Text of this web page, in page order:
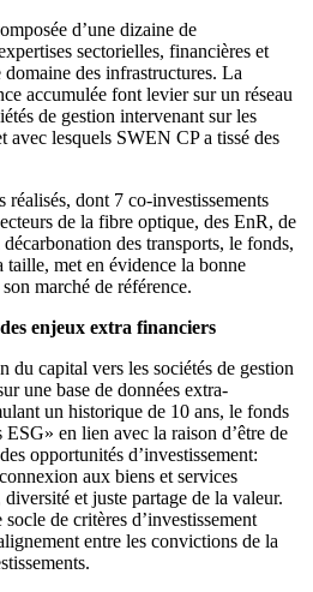
d’une dizaine de
sectorielles, financières et
des infrastructures. La
accumulée font levier sur un réseau
de gestion intervenant sur les
avec lesquels SWEN CP a tissé des
réalisés, dont 7 co-investissements
de la fibre optique, des EnR, de
des transports, le fonds,
met en évidence la bonne
marché de référence.
enjeux extra financiers
du capital vers les sociétés de gestion
une base de données extra-
un historique de 10 ans, le fonds
en lien avec la raison d’être de
opportunités d’investissement:
aux biens et services
et juste partage de la valeur.
de critères d’investissement
entre les convictions de la